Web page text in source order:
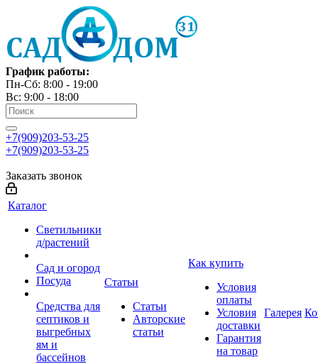
График работы:
Пн-Сб: 8:00 - 19:00
Вс: 9:00 - 18:00
+7(909)203-53-25
+7(909)203-53-25
Заказать звонок
Каталог
Светильники
д/растений
Сад и огород
Посуда
Средства для
септиков и
выгребных
ям и
бассейнов
Статьи
Статьи
Авторские
статьи
Как купить
Условия
оплаты
Условия
доставки
Гарантия
на товар
Галерея